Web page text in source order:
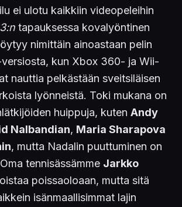
ei ulotu kaikkiin videopeleihin
tapauksessa kovalyöntinen
nimittäin ainoastaan pelin
kun Xbox 360- ja Wii-
nauttia pelkästään sveitsiläisen
lyönneistä. Toki mukana on
huippuja, kuten Andy
Nalbandian, Maria Sharapova
, mutta Nadalin puuttuminen on
tennisässämme Jarkko
poissaoloaan, mutta sitä
isänmaallisimmat lajin